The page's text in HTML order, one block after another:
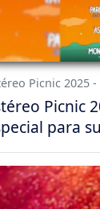
Picnic 2025
Picnic
para